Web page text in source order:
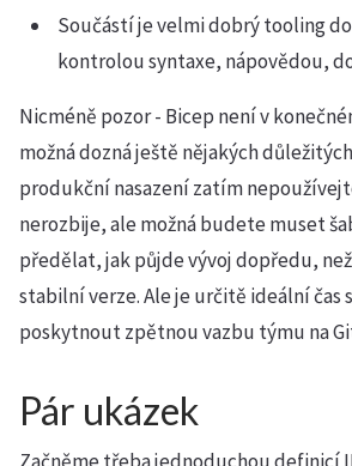
Součástí je velmi dobrý tooling do
kontrolou syntaxe, nápovědou,
Nicméně pozor - Bicep není v
možná dozná ještě nějakých
produkční nasazení zatím
nerozbije, ale možná budete muset
předělat, jak půjde vývoj dopředu,
stabilní verze. Ale je určitě ideální čas
poskytnout zpětnou vazbu týmu na
Pár ukázek